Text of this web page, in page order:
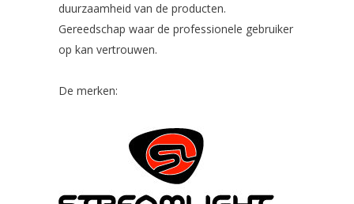
duurzaamheid van de producten.
Gereedschap waar de professionele gebruiker
op kan vertrouwen.
De merken: